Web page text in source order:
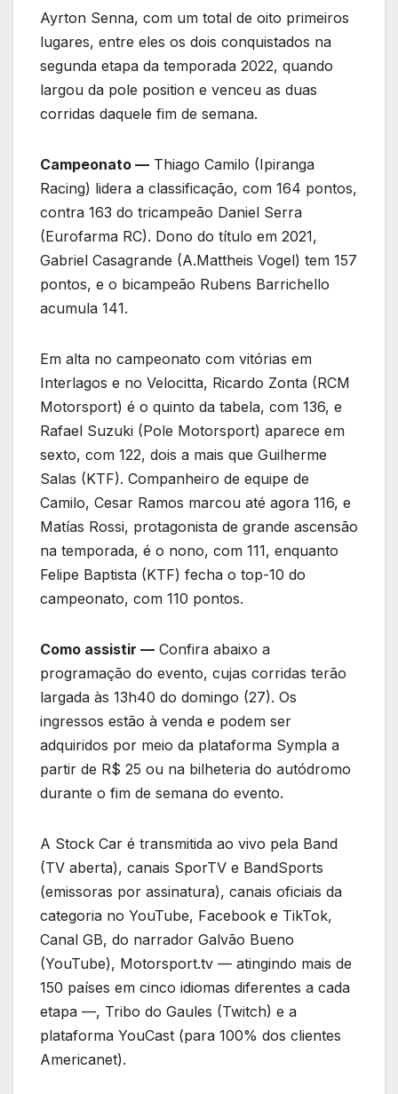
Ayrton Senna, com um total de oito primeiros
lugares, entre eles os dois conquistados na
segunda etapa da temporada 2022, quando
largou da pole position e venceu as duas
corridas daquele fim de semana.
Campeonato — Thiago Camilo (Ipiranga
Racing) lidera a classificação, com 164 pontos,
contra 163 do tricampeão Daniel Serra
(Eurofarma RC). Dono do título em 2021,
Gabriel Casagrande (A.Mattheis Vogel) tem 157
pontos, e o bicampeão Rubens Barrichello
acumula 141.
Em alta no campeonato com vitórias em
Interlagos e no Velocitta, Ricardo Zonta (RCM
Motorsport) é o quinto da tabela, com 136, e
Rafael Suzuki (Pole Motorsport) aparece em
sexto, com 122, dois a mais que Guilherme
Salas (KTF). Companheiro de equipe de
Camilo, Cesar Ramos marcou até agora 116, e
Matías Rossi, protagonista de grande ascensão
na temporada, é o nono, com 111, enquanto
Felipe Baptista (KTF) fecha o top-10 do
campeonato, com 110 pontos.
Como assistir — Confira abaixo a
programação do evento, cujas corridas terão
largada às 13h40 do domingo (27). Os
ingressos estão à venda e podem ser
adquiridos por meio da plataforma Sympla a
partir de R$ 25 ou na bilheteria do autódromo
durante o fim de semana do evento.
A Stock Car é transmitida ao vivo pela Band
(TV aberta), canais SporTV e BandSports
(emissoras por assinatura), canais oficiais da
categoria no YouTube, Facebook e TikTok,
Canal GB, do narrador Galvão Bueno
(YouTube), Motorsport.tv — atingindo mais de
150 países em cinco idiomas diferentes a cada
etapa —, Tribo do Gaules (Twitch) e a
plataforma YouCast (para 100% dos clientes
Americanet).